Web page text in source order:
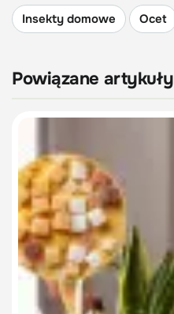
Insekty domowe Ocet
Powiązane artykuły